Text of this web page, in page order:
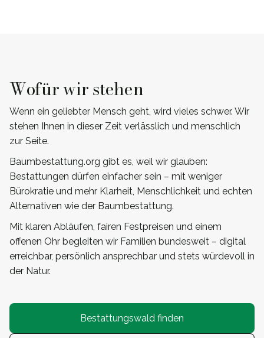
Wofür wir stehen
Wenn ein geliebter Mensch geht, wird vieles schwer. Wir
stehen Ihnen in dieser Zeit verlässlich und menschlich
zur Seite.
Baumbestattung.org gibt es, weil wir glauben:
Bestattungen dürfen einfacher sein – mit weniger
Bürokratie und mehr Klarheit, Menschlichkeit und echten
Alternativen wie der Baumbestattung.
Mit klaren Abläufen, fairen Festpreisen und einem
offenen Ohr begleiten wir Familien bundesweit – digital
erreichbar, persönlich ansprechbar und stets würdevoll in
der Natur.
Bestattungswald finden